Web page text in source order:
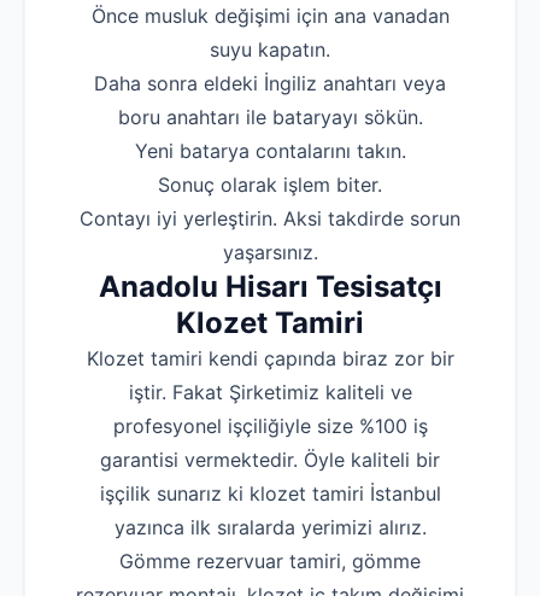
‌Önce musluk değişimi için ana vanadan
suyu kapatın.
‌Daha sonra eldeki İngiliz anahtarı veya
boru anahtarı ile bataryayı sökün.
‌Yeni batarya contalarını takın.
‌Sonuç olarak işlem biter.
‌Contayı iyi yerleştirin. Aksi takdirde sorun
yaşarsınız.
Anadolu Hisarı Tesisatçı
Klozet Tamiri
Klozet tamiri kendi çapında biraz zor bir
iştir. Fakat Şirketimiz kaliteli ve
profesyonel işçiliğiyle size %100 iş
garantisi vermektedir. Öyle kaliteli bir
işçilik sunarız ki klozet tamiri İstanbul
yazınca ilk sıralarda yerimizi alırız.
Gömme rezervuar tamiri, gömme